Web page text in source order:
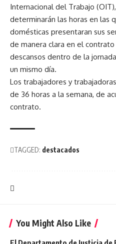
Internacional del Trabajo
determinarán las horas en las
domésticas presentaran sus
de manera clara en el
descansos dentro de la
un mismo día.
Los trabajadores y
de 36 horas a la semana, de
contrato.
TAGGED: destacados
You Might Also Like